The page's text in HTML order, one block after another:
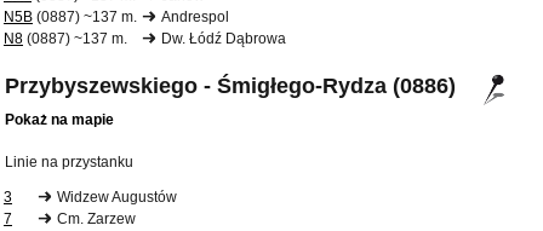
N5B (0887) ~137 m.
Andrespol
N8 (0887) ~137 m. Dw. Łódź Dąbrowa
Przybyszewskiego - Śmigłego-Rydza (0886)
Pokaż na mapie
Linie na przystanku
3
Widzew Augustów
7
Cm. Zarzew